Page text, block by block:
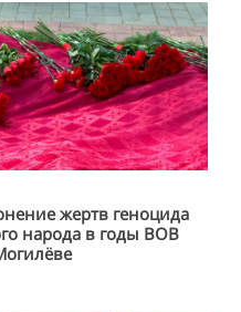
жертв геноцида
народа в годы ВОВ